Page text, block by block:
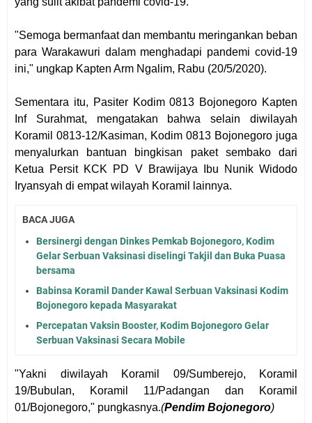
"Semoga bermanfaat dan membantu meringankan beban
para Warakawuri dalam menghadapi pandemi covid-19
ini," ungkap Kapten Arm Ngalim, Rabu (20/5/2020).
Sementara itu, Pasiter Kodim 0813 Bojonegoro Kapten
Inf Surahmat, mengatakan bahwa selain diwilayah
Koramil 0813-12/Kasiman, Kodim 0813 Bojonegoro juga
menyalurkan bantuan bingkisan paket sembako dari
Ketua Persit KCK PD V Brawijaya Ibu Nunik Widodo
Iryansyah di empat wilayah Koramil lainnya.
BACA JUGA
Bersinergi dengan Dinkes Pemkab Bojonegoro, Kodim
Gelar Serbuan Vaksinasi diselingi Takjil dan Buka Puasa
bersama
Babinsa Koramil Dander Kawal Serbuan Vaksinasi Kodim
Bojonegoro kepada Masyarakat
Percepatan Vaksin Booster, Kodim Bojonegoro Gelar
Serbuan Vaksinasi Secara Mobile
"Yakni diwilayah Koramil 09/Sumberejo, Koramil
19/Bubulan, Koramil 11/Padangan dan Koramil
01/Bojonegoro," pungkasnya.(Pendim Bojonegoro)